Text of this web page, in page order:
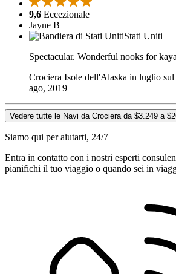
9,6 Eccezionale
Jayne B
Stati Uniti
Spectacular. Wonderful nooks for
Crociera Isole dell'Alaska in luglio sul
ago, 2019
Vedere tutte le Navi da Crociera da $3.249 a
Siamo qui per aiutarti, 24/7
Entra in contatto con i nostri esperti
pianifichi il tuo viaggio o quando sei in